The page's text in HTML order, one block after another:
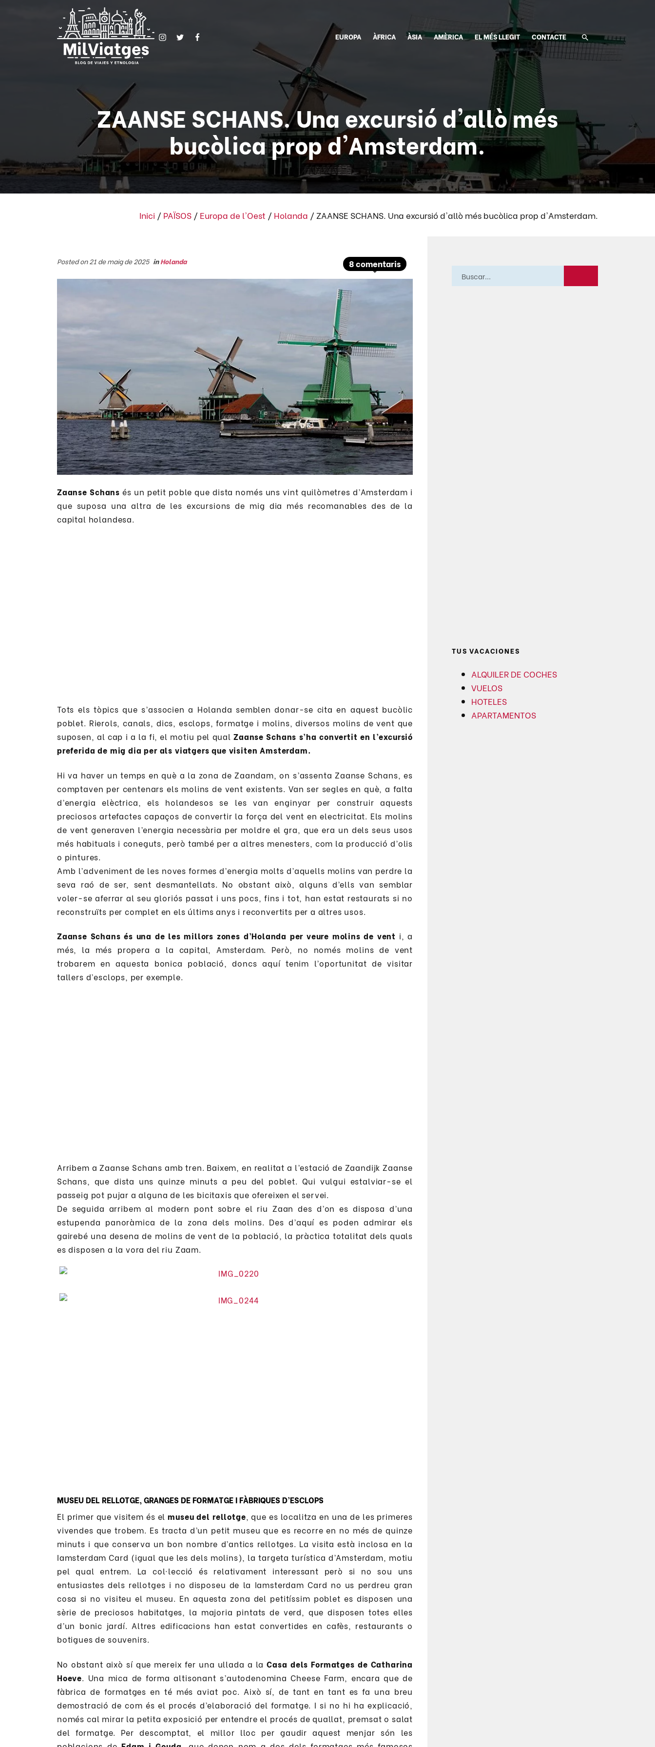
EUROPA ÀFRICA ÀSIA AMÈRICA EL MÉS LLEGIT CONTACTE
ZAANSE SCHANS. Una excursió d'allò més
bucòlica prop d'Amsterdam.
Inici / PAÏSOS / Europa de l'Oest / Holanda / ZAANSE SCHANS. Una excursió d'allò més bucòlica prop d'Amsterdam.
8 comentaris
Posted on 21 de maig de 2025 inHolanda
Zaanse Schans és un petit poble que dista només uns vint quilòmetres d’Amsterdam i
que suposa una altra de les excursions de mig dia més recomanables des de la
capital holandesa.
Tots els tòpics que s’associen a Holanda semblen donar-se cita en aquest bucòlic
poblet. Rierols, canals, dics, esclops, formatge i molins, diversos molins de vent que
suposen, al cap i a la fi, el motiu pel qualZaanse Schans s’ha convertit en l’excursió
preferida de mig dia per als viatgers que visiten Amsterdam.
Hi va haver un temps en què a la zona de Zaandam, on s’assenta Zaanse Schans, es
comptaven per centenars els molins de vent existents. Van ser segles en què, a falta
d’energia elèctrica, els holandesos se les van enginyar per construir aquests
preciosos artefactes capaços de convertir la força del vent en electricitat. Els molins
de vent generaven l’energia necessària per moldre el gra, que era un dels seus usos
més habituals i coneguts, però també per a altres menesters, com la producció d’olis
o pintures.
Amb l’adveniment de les noves formes d’energia molts d’aquells molins van perdre la
seva raó de ser, sent desmantellats. No obstant això, alguns d’ells van semblar
voler-se aferrar al seu gloriós passat i uns pocs, fins i tot, han estat restaurats si no
reconstruïts per complet en els últims anys i reconvertits per a altres usos.
Zaanse Schans és una de les millors zones d’Holanda per veure molins de vent i, a
més, la més propera a la capital, Amsterdam. Però, no només molins de vent
trobarem en aquesta bonica població, doncs aquí tenim l’oportunitat de visitar
tallers d’esclops, per exemple.
Arribem a Zaanse Schans amb tren. Baixem, en realitat a l’estació de Zaandijk Zaanse
Schans, que dista uns quinze minuts a peu del poblet. Qui vulgui estalviar-se el
passeig pot pujar a alguna de les bicitaxis que ofereixen el servei.
De seguida arribem al modern pont sobre el riu Zaan des d’on es disposa d’una
estupenda panoràmica de la zona dels molins. Des d’aquí es poden admirar els
gairebé una desena de molins de vent de la població, la pràctica totalitat dels quals
es disposen a la vora del riu Zaam.
MUSEU DEL RELLOTGE, GRANGES DE FORMATGE I FÀBRIQUES D’ESCLOPS
El primer que visitem és elmuseu del rellotge, que es localitza en una de les primeres
vivendes que trobem. Es tracta d’un petit museu que es recorre en no més de quinze
minuts i que conserva un bon nombre d’antics rellotges. La visita està inclosa en la
Iamsterdam Card (igual que les dels molins), la targeta turística d’Amsterdam, motiu
pel qual entrem. La col·lecció és relativament interessant però si no sou uns
entusiastes dels rellotges i no disposeu de la Iamsterdam Card no us perdreu gran
cosa si no visiteu el museu. En aquesta zona del petitíssim poblet es disposen una
sèrie de preciosos habitatges, la majoria pintats de verd, que disposen totes elles
d’un bonic jardí. Altres edificacions han estat convertides en cafès, restaurants o
botigues de souvenirs.
No obstant això sí que mereix fer una ullada a laCasa dels Formatges de Catharina
Hoeve . Una mica de forma altisonant s’autodenomina Cheese Farm, encara que de
fàbrica de formatges en té més aviat poc. Això sí, de tant en tant es fa una breu
demostració de com és el procés d’elaboració del formatge. I si no hi ha explicació,
només cal mirar la petita exposició per entendre el procés de quallat, premsat o salat
del formatge. Per descomptat, el millor lloc per gaudir aquest menjar són les
TUS VACACIONES
ALQUILER DE COCHES
VUELOS
HOTELES
APARTAMENTOS